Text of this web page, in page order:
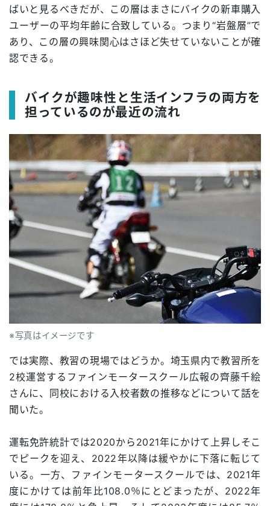
ばいと見るべきだが、この層はまさにバイクの新車購入
ユーザーの平均年齢に合致している。つまり“岩盤層”で
あり、この層の興味関心はさほど失せていないことが確
認できる。
バイクが趣味性と生活インフラの両方を
担っているのが最近の流れ
※写真はイメージです
では実際、教習の現場ではどうか。埼玉県内で教習所を
2校運営するファインモータースクール広報の齊藤千絵
さんに、同校における入校者数の推移などについて話を
聞いた。
運転免許統計では2020から2021年にかけて上昇しそこ
でピークを迎え、2022年以降は緩やかに下落に転じて
いる。一方、ファインモータースクールでは、2021年
度にかけては前年比108.0％にとどまったが、2022年